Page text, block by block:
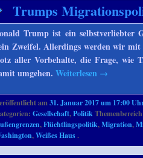
Trumps
Trump ist ein selbstverliebter
Zweifel. Allerdings werden wir mit
aller Vorbehalte, die Frage, wie
umgehen.Weiterlesen →
am31. Januar 2017 um 17:00
Gesellschaft,Politik
,Flüchtlingspolitik,Migration,
,Weißes Haus.